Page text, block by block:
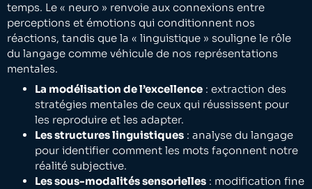
temps. Le « neuro » renvoie aux connexions entre
perceptions et émotions qui conditionnent nos
réactions, tandis que la « linguistique » souligne le rôle
du langage comme véhicule de nos représentations
mentales.
La modélisation de l’excellence : extraction des
stratégies mentales de ceux qui réussissent pour
les reproduire et les adapter.
Les structures linguistiques : analyse du langage
pour identifier comment les mots façonnent notre
réalité subjective.
Les sous-modalités sensorielles : modification fine